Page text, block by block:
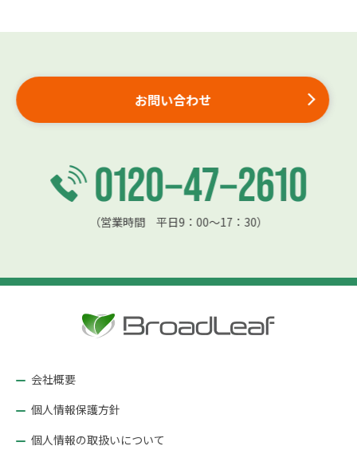
お問い合わせ
（営業時間 平日9：00〜17：30）
会社概要
個人情報保護方針
個人情報の取扱いについて